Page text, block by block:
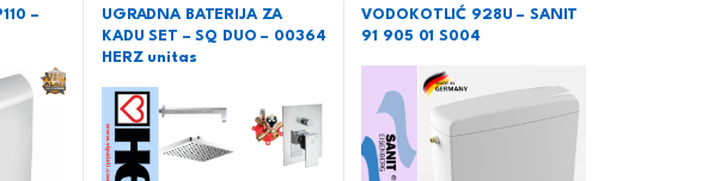
–
UGRADNA BATERIJA ZA
KADU SET – SQ DUO – 00364
HERZ unitas
VODOKOTLIĆ 928U – SANIT
91 905 01 S004